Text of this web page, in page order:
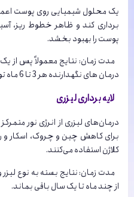
یک محلول شیمیایی روی پوست
برداری کند و ظاهر خطوط ریز،
پوست را بهبود بخشد.
مدت زمان: نتایج معمولاً پس از
درمان های نگهدارنده هر 3 تا 6 ماه توصیه می شود.
لایه برداری لیزری
درمان‌های لیزری از انرژی نور
برای کاهش چین و چروک، اسکار و
کلاژن استفاده می‌کنند.
مدت زمان: نتایج بسته به نوع
از چند ماه تا یک سال باقی بماند.